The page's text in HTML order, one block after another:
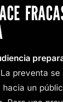
preventa
hacia un